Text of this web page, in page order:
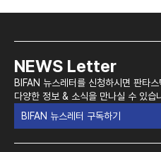
NEWS Letter
BIFAN 뉴스레터를 신청하시면 판타
다양한 정보 & 소식을 만나실 수 있습
BIFAN 뉴스레터 구독하기